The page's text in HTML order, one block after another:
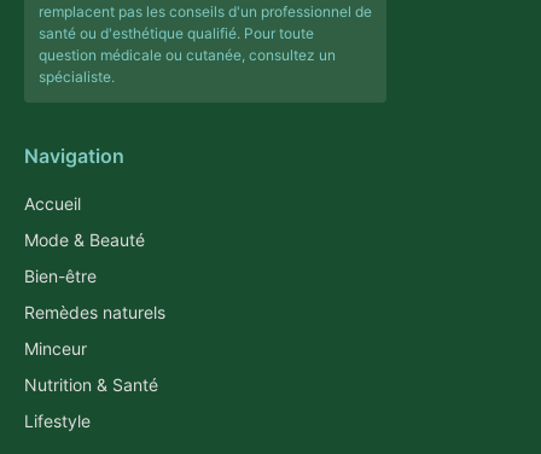
remplacent pas les conseils d'un professionnel de
santé ou d'esthétique qualifié. Pour toute
question médicale ou cutanée, consultez un
spécialiste.
Navigation
Accueil
Mode & Beauté
Bien-être
Remèdes naturels
Minceur
Nutrition & Santé
Lifestyle